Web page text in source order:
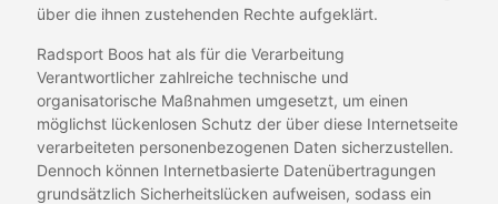
über die ihnen zustehenden Rechte aufgeklärt.
Radsport Boos hat als für die Verarbeitung
Verantwortlicher zahlreiche technische und
organisatorische Maßnahmen umgesetzt, um einen
möglichst lückenlosen Schutz der über diese Internetseite
verarbeiteten personenbezogenen Daten sicherzustellen.
Dennoch können Internetbasierte Datenübertragungen
grundsätzlich Sicherheitslücken aufweisen, sodass ein